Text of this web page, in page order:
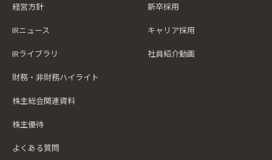
経営方針
IRニュース
IRライブラリ
財務・非財務ハイライト
株主総会関連資料
株主優待
よくある質問
新卒採用
キャリア採用
社員紹介動画